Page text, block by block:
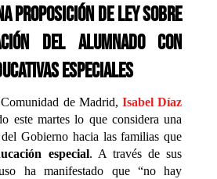
proposición de ley sobre
del alumnado con
especiales
de Madrid,Isabel Díaz
este martes lo que considera una
del Gobierno hacia las familias que
especial. A través de sus
ha manifestado que “no hay